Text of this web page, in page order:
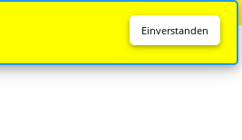
Einverstanden